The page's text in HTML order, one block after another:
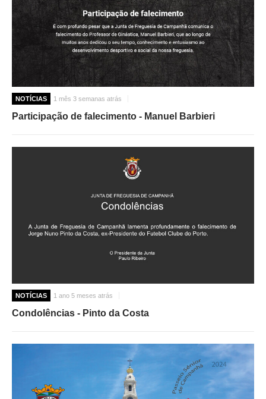
O GABINETE
APOIO AOS DESEMPREGADOS
APOIO ÀS EMPRESAS
OFERTAS DE EMPREGO
CONTACTO E HORÁRIO GIP
CONTACTOS
NOTÍCIAS 1 mês 3 semanas atrás
Participação de falecimento - Manuel Barbieri
NOTÍCIAS 1 ano 5 meses atrás
Condolências - Pinto da Costa